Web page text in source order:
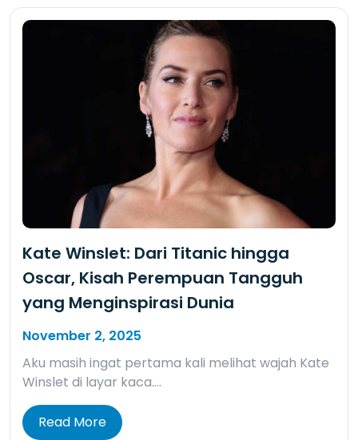
Kate Winslet: Dari Titanic hingga
Oscar, Kisah Perempuan Tangguh
yang Menginspirasi Dunia
November 2, 2025
Aku masih ingat pertama kali melihat wajah Kate
Winslet di layar kaca….
Read More